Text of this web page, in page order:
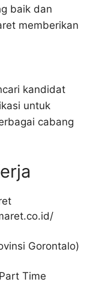
baik dan
memberikan
kandidat
untuk
cabang
Gorontalo)
Time